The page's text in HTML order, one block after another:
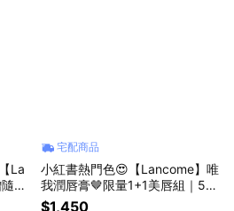
La
行
宅配商品
小紅書熱門色😍【Lancome】唯
我潤唇膏🤎限量1+1美唇組｜53
甜茶玫瑰光｜刻字禮物
$1,450